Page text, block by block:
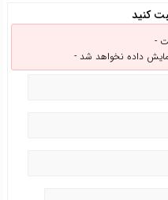
کنید
-
داده نخواهد شد -